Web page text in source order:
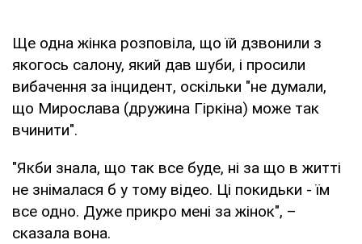
Ще одна жінка розповіла, що їй дзвонили з
якогось салону, який дав шуби, і просили
вибачення за інцидент, оскільки "не думали,
що Мирослава (дружина Гіркіна) може так
вчинити".
"Якби знала, що так все буде, ні за що в житті
не знімалася б у тому відео. Ці покидьки - їм
все одно. Дуже прикро мені за жінок", –
сказала вона.